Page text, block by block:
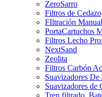
ZeroSarro
Filtros de
FIltración
PortaCartuchos
Filtros Lecho
NextSand
Zeolita
Filtros Carbón
Suavizadores De
Suavizadores de
Tren filtrado,